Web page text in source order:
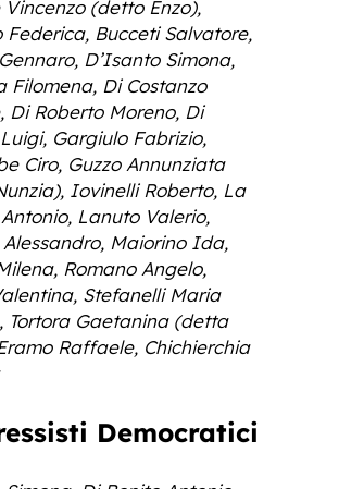
Vincenzo (detto Enzo),
Federica, Bucceti Salvatore,
D’Isanto Simona,
Filomena, Di Costanzo
Di Roberto Moreno, Di
Gargiulo Fabrizio,
Ciro, Guzzo Annunziata
Iovinelli Roberto, La
Lanuto Valerio,
Maiorino Ida,
Romano Angelo,
Stefanelli Maria
Tortora Gaetanina (detta
Raffaele, Chichierchia
Democratici